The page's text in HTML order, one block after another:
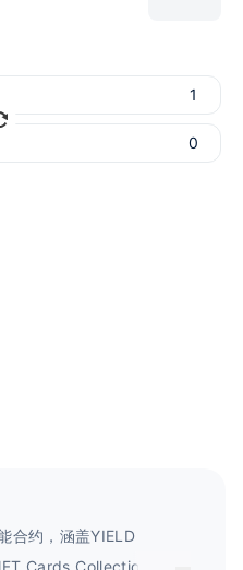
合约，涵盖YIELD
Cards Collection和
...